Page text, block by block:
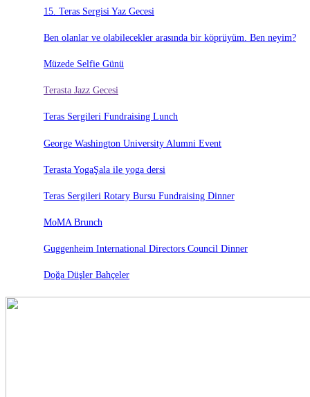
15. Teras Sergisi Yaz Gecesi
Ben olanlar ve olabilecekler arasında bir köprüyüm. Ben neyim?
Müzede Selfie Günü
Terasta Jazz Gecesi
Teras Sergileri Fundraising Lunch
George Washington University Alumni Event
Terasta YogaŞala ile yoga dersi
Teras Sergileri Rotary Bursu Fundraising Dinner
MoMA Brunch
Guggenheim International Directors Council Dinner
Doğa Düşler Bahçeler